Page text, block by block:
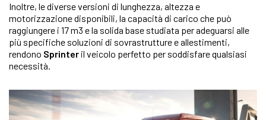
Inoltre, le diverse versioni di lunghezza, altezza e
motorizzazione disponibili, la capacità di carico che può
raggiungere i 17 m3 e la solida base studiata per adeguarsi alle
più specifiche soluzioni di sovrastrutture e allestimenti,
rendono Sprinter il veicolo perfetto per soddisfare qualsiasi
necessità.